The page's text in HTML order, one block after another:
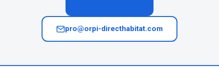
pro@orpi-directhabitat.com